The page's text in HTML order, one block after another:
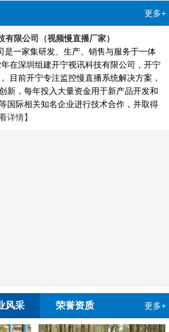
更多+
有限公司（视频慢直播厂家）
是一家集研发、生产、销售与服务于一体
在深圳组建开宁视讯科技有限公司，开宁
目前开宁专注监控慢直播系统解决方案，
新，每年投入大量资金用于新产品开发和
国际相关知名企业进行技术合作，并取得
详情】
风采 荣誉资质 更多+